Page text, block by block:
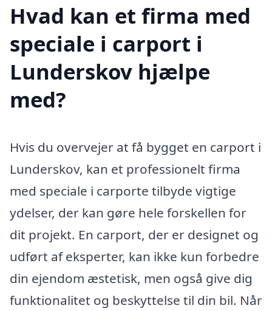
Hvad kan et firma med
speciale i carport i
Lunderskov hjælpe
med?
Hvis du overvejer at få bygget en carport i
Lunderskov, kan et professionelt firma
med speciale i carporte tilbyde vigtige
ydelser, der kan gøre hele forskellen for
dit projekt. En carport, der er designet og
udført af eksperter, kan ikke kun forbedre
din ejendom æstetisk, men også give dig
funktionalitet og beskyttelse til din bil. Når